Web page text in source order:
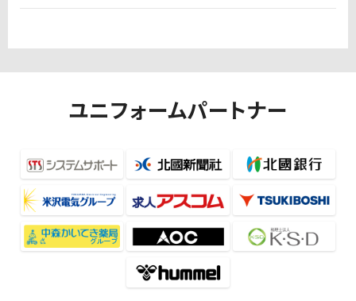
ユニフォームパートナー